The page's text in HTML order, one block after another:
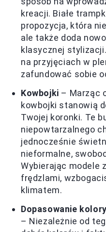
kreacji. Białe
propozycja, która
ale także doda
klasycznej
na przyjęciach w
zafundować sobie
Kowbojki – Marząc
kowbojki stanowią
Twojej koronki. Te
niepowtarzalnego
jednocześnie
nieformalne,
Wybierając modele
frędzlami,
klimatem.
Dopasowanie
– Niezależnie od